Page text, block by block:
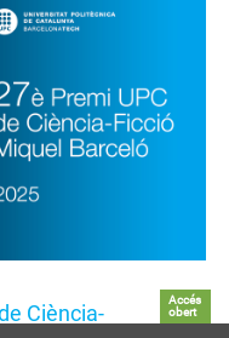
Ciència-
Accés
obert